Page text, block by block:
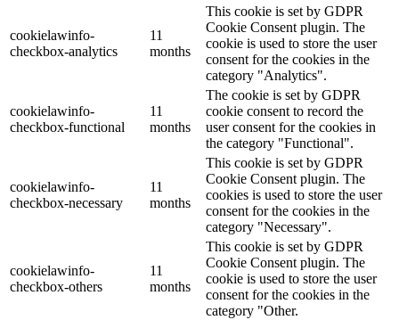
cookielawinfo-
checkbox-analytics
11
months
This cookie is set by GDPR
Cookie Consent plugin. The
cookie is used to store the user
consent for the cookies in the
category "Analytics".
cookielawinfo-
checkbox-functional
11
months
The cookie is set by GDPR
cookie consent to record the
user consent for the cookies in
the category "Functional".
cookielawinfo-
checkbox-necessary
11
months
This cookie is set by GDPR
Cookie Consent plugin. The
cookies is used to store the user
consent for the cookies in the
category "Necessary".
cookielawinfo-
checkbox-others
11
months
This cookie is set by GDPR
Cookie Consent plugin. The
cookie is used to store the user
consent for the cookies in the
category "Other.